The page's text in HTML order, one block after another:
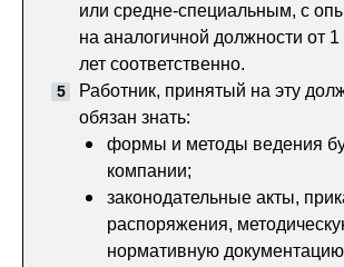
или средне-специальным, с
на аналогичной должности от 1
лет соответственно.
Работник, принятый на эту
обязан знать:
формы и методы ведения
компании;
законодательные акты,
распоряжения,
нормативную